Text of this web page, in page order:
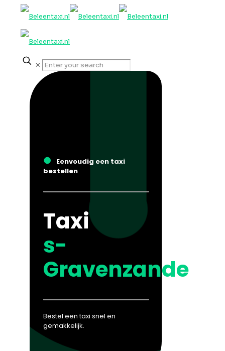
✕
●
Eenvoudig een taxi
bestellen
Taxi
s-
Gravenzande
Bestel een taxi snel en
gemakkelijk.